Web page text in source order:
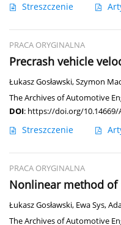
Streszczenie
PRACA ORYGINALNA
Precrash vehicle
Łukasz Gosławski,Szymon
The Archives of Automotive
DOI: https://doi.org/10.14669/
Streszczenie
PRACA ORYGINALNA
Nonlinear method of
Łukasz Gosławski, Ewa Sys,
The Archives of Automotive